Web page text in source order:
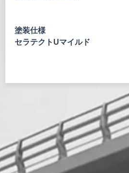
塗装仕様
​セラテクトUマイルド